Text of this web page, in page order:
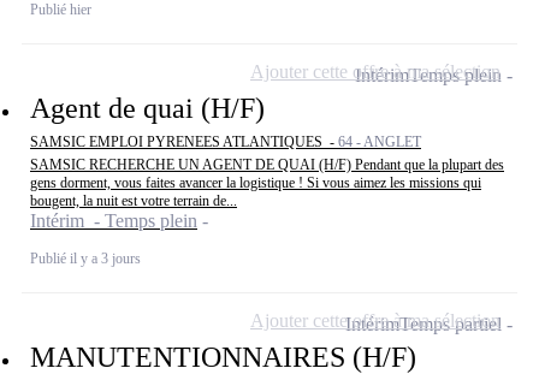
Publié hier
Agent de quai (H/F)
SAMSIC EMPLOI PYRENEES ATLANTIQUES - 64 - ANGLET
SAMSIC RECHERCHE UN AGENT DE QUAI (H/F) Pendant que la plupart des
gens dorment, vous faites avancer la logistique ! Si vous aimez les missions qui
bougent, la nuit est votre terrain de...
Intérim - Temps plein
Publié il y a 3 jours
IntérimTemps plein
Ajouter cette offre à ma sélection
MANUTENTIONNAIRES (H/F)
IntérimTemps partiel
Ajouter cette offre à ma sélection